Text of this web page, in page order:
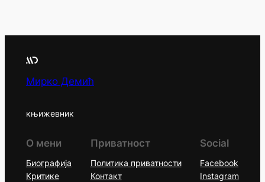
Мирко Демић
књижевник
О мени
Биографија
Критике
Приватност
Политика приватности
Контакт
Social
Facebook
Instagram